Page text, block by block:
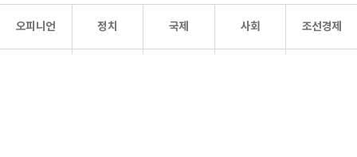
오피니언 정치 국제 사회 조선경제